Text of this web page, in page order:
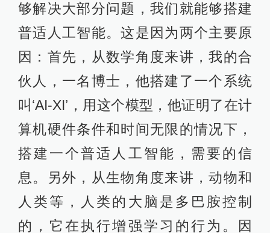
够解决大部分问题，我们就能够搭建
普适人工智能。这是因为两个主要原
因：首先，从数学角度来讲，我的合
伙人，一名博士，他搭建了一个系统
叫‘AI-XI’，用这个模型，他证明了在计
算机硬件条件和时间无限的情况下，
搭建一个普适人工智能，需要的信
息。另外，从生物角度来讲，动物和
人类等，人类的大脑是多巴胺控制
的，它在执行增强学习的行为。因